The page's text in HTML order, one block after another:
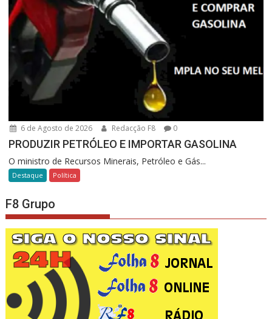
6 de Agosto de 2026 Redacção F8 0
PRODUZIR PETRÓLEO E IMPORTAR GASOLINA
O ministro de Recursos Minerais, Petróleo e Gás...
Destaque Política
F8 Grupo